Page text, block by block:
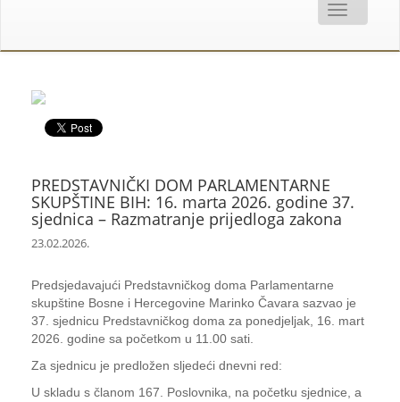
PREDSTAVNIČKI DOM PARLAMENTARNE
SKUPŠTINE BIH: 16. marta 2026. godine 37.
sjednica – Razmatranje prijedloga zakona
23.02.2026.
Predsjedavajući Predstavničkog doma Parlamentarne
skupštine Bosne i Hercegovine Marinko Čavara sazvao je
37. sjednicu Predstavničkog doma za ponedjeljak, 16. mart
2026. godine sa početkom u 11.00 sati.
Za sjednicu je predložen sljedeći dnevni red:
U skladu s članom 167. Poslovnika, na početku sjednice, a